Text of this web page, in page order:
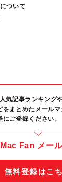
ついて
気記事ランキング
をまとめたメール
ご登録ください。
Mac Fan メー
無料登録はこ